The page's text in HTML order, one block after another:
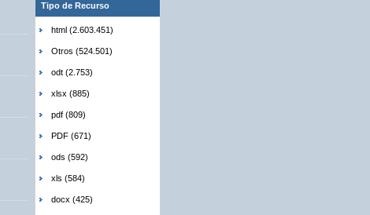
Tipo de Recurso
html (2.603.451)
Otros (524.501)
odt (2.753)
xlsx (885)
pdf (809)
PDF (671)
ods (592)
xls (584)
docx (425)